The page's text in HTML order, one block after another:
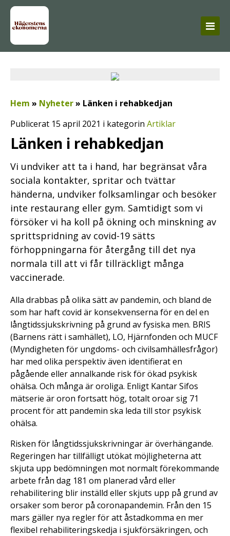
Hem » Nyheter» Länken i rehabkedjan
Publicerat 15 april 2021 i kategorin Artiklar
Länken i rehabkedjan
Vi undviker att ta i hand, har begränsat våra
sociala kontakter, spritar och tvättar
händerna, undviker folksamlingar och besöker
inte restaurang eller gym. Samtidigt som vi
försöker vi ha koll på ökning och minskning av
sprittspridning av covid-19 sätts
förhoppningarna för återgång till det nya
normala till att vi får tillräckligt många
vaccinerade.
Alla drabbas på olika sätt av pandemin, och bland de
som har haft covid är konsekvenserna för en del en
långtidssjukskrivning på grund av fysiska men. BRIS
(Barnens rätt i samhället), LO, Hjärnfonden och MUCF
(Myndigheten för ungdoms- och civilsamhällesfrågor)
har med olika perspektiv även identifierat en
pågående eller annalkande risk för ökad psykisk
ohälsa. Och många är oroliga. Enligt Kantar Sifos
mätserie är oron fortsatt hög, totalt oroar sig 71
procent för att pandemin ska leda till stor psykisk
ohälsa.
Risken för långtidssjukskrivningar är överhängande.
Regeringen har tillfälligt utökat möjligheterna att
skjuta upp bedömningen mot normalt förekommande
arbete från dag 181 om planerad vård eller
rehabilitering blir inställd eller skjuts upp på grund av
orsaker som beror på coronapandemin. Från den 15
mars gäller nya regler för att åstadkomma en mer
flexibel rehabiliteringskedja i sjukförsäkringen, och